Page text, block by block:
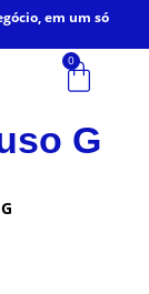
em um só
0
G